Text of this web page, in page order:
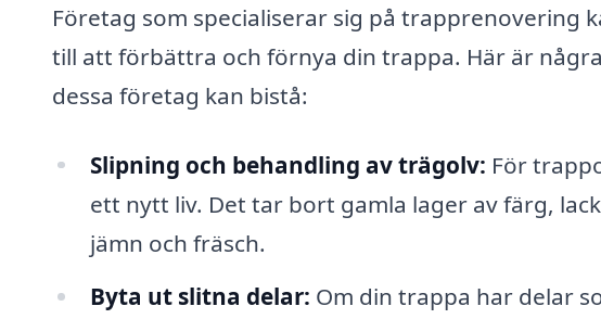
Företag som specialiserar sig på trapprenovering
till att förbättra och förnya din trappa. Här är
dessa företag kan bistå:
Slipning och behandling av trägolv: För
ett nytt liv. Det tar bort gamla lager av färg,
jämn och fräsch.
Byta ut slitna delar: Om din trappa har delar